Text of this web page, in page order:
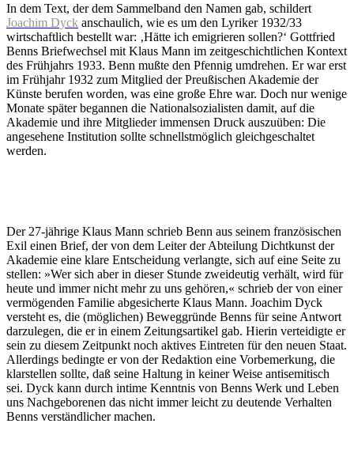
In dem Text, der dem Sammelband den Namen gab, schildert
Joachim Dyck anschaulich, wie es um den Lyriker 1932/33
wirtschaftlich bestellt war: ‚Hätte ich emigrieren sollen?‘ Gottfried
Benns Briefwechsel mit Klaus Mann im zeitgeschichtlichen Kontext
des Frühjahrs 1933. Benn mußte den Pfennig umdrehen. Er war erst
im Frühjahr 1932 zum Mitglied der Preußischen Akademie der
Künste berufen worden, was eine große Ehre war. Doch nur wenige
Monate später begannen die Nationalsozialisten damit, auf die
Akademie und ihre Mitglieder immensen Druck auszuüben: Die
angesehene Institution sollte schnellstmöglich gleichgeschaltet
werden.
Der 27-jährige Klaus Mann schrieb Benn aus seinem französischen
Exil einen Brief, der von dem Leiter der Abteilung Dichtkunst der
Akademie eine klare Entscheidung verlangte, sich auf eine Seite zu
stellen: »Wer sich aber in dieser Stunde zweideutig verhält, wird für
heute und immer nicht mehr zu uns gehören,« schrieb der von einer
vermögenden Familie abgesicherte Klaus Mann. Joachim Dyck
versteht es, die (möglichen) Beweggründe Benns für seine Antwort
darzulegen, die er in einem Zeitungsartikel gab. Hierin verteidigte er
sein zu diesem Zeitpunkt noch aktives Eintreten für den neuen Staat.
Allerdings bedingte er von der Redaktion eine Vorbemerkung, die
klarstellen sollte, daß seine Haltung in keiner Weise antisemitisch
sei. Dyck kann durch intime Kenntnis von Benns Werk und Leben
uns Nachgeborenen das nicht immer leicht zu deutende Verhalten
Benns verständlicher machen.